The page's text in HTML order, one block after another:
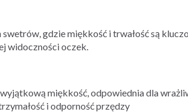
gdzie miękkość i trwałość są
widoczności oczek.
miękkość, odpowiednia dla
i odporność przędzy